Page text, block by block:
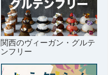
関西のヴィーガン・グルテ
ンフリー